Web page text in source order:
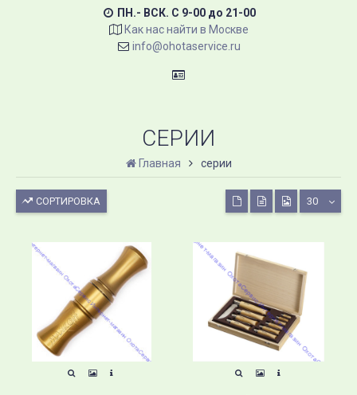
ПН.- ВСК. C 9-00 до 21-00
Как нас найти в Москве
info@ohotaservice.ru
СЕРИИ
Главная серии
СОРТИРОВКА 30